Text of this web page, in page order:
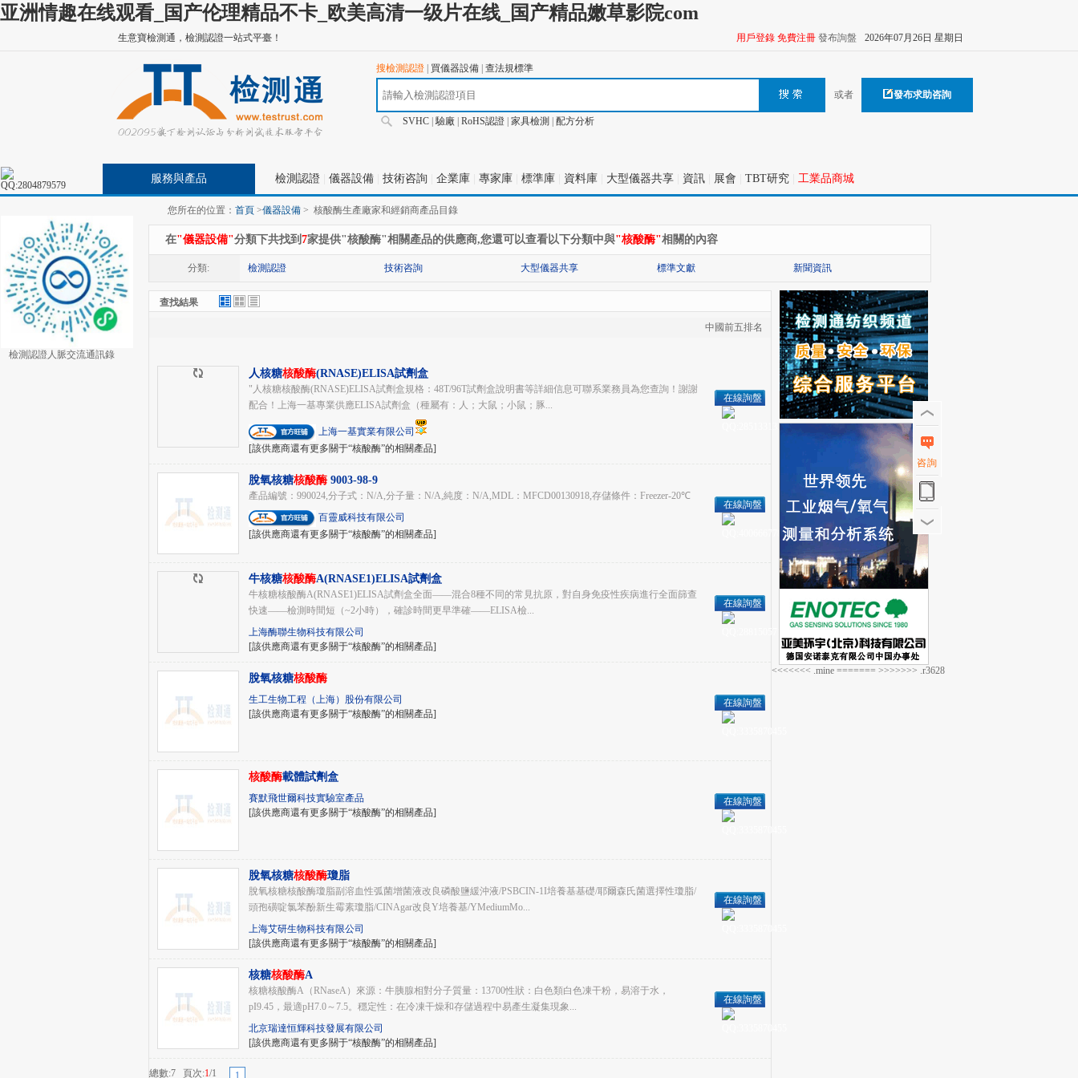
亚洲情趣在线观看_国产伦理精品不卡_欧美高清一级片在线_国产精品嫩草影院com
用戶登錄 免費注冊 發布詢盤 2026年07月26日 星期日
生意寶檢測通，檢測認證一站式平臺！
搜檢測認證 買儀器設備 查法規標準
或者 發布求助咨詢
SVHC 驗廠 RoHS認證 家具檢測 配方分析
服務與產品 檢測認證 儀器設備 技術咨詢 企業庫 專家庫 標準庫 資料庫 大型儀器共享 資訊 展會 TBT研究 工業品商城
您所在的位置： 首頁 >儀器設備 > 核酸酶生產廠家和經銷商產品目錄
在"儀器設備"分類下共找到 7家提供"核酸酶"相關產品的供應商,您還可以查看以下分類中與"核酸酶"相關的內容
分類: 檢測認證 技術咨詢 大型儀器共享 標準文獻 新聞資訊
查找結果
中國前五排名
人核糖核酸酶(RNASE)ELISA試劑盒
"人核糖核酸酶(RNASE)ELISA試劑盒規格：48T/96T試劑盒說明書等詳細信息可聯系業務員為您查詢！謝謝
配合！上海一基專業供應ELISA試劑盒（種屬有：人；大鼠；小鼠；豚...
上海一基實業有限公司
[該供應商還有更多關于“核酸酶”的相關產品]
在線詢盤
脫氧核糖核酸酶9003-98-9
產品編號：990024,分子式：N/A,分子量：N/A,純度：N/A,MDL：MFCD00130918,存儲條件：Freezer-20℃
百靈威科技有限公司
[該供應商還有更多關于“核酸酶”的相關產品]
在線詢盤
牛核糖核酸酶A(RNASE1)ELISA試劑盒
牛核糖核酸酶A(RNASE1)ELISA試劑盒全面——混合8種不同的常見抗原，對自身免疫性疾病進行全面篩查
快速——檢測時間短（~2小時），確診時間更早準確——ELISA檢...
上海酶聯生物科技有限公司
[該供應商還有更多關于“核酸酶”的相關產品]
在線詢盤
脫氧核糖核酸酶
生工生物工程（上海）股份有限公司
[該供應商還有更多關于“核酸酶”的相關產品]
在線詢盤
核酸酶載體試劑盒
賽默飛世爾科技實驗室產品
[該供應商還有更多關于“核酸酶”的相關產品]
在線詢盤
脫氧核糖核酸酶瓊脂
脫氧核糖核酸酶瓊脂副溶血性弧菌增菌液改良磷酸鹽緩沖液/PSBCIN-1I培養基基礎/耶爾森氏菌選擇性瓊脂/
頭孢磺啶氯苯酚新生霉素瓊脂/CINAgar改良Y培養基/YMediumMo...
上海艾研生物科技有限公司
[該供應商還有更多關于“核酸酶”的相關產品]
在線詢盤
核糖核酸酶A
核糖核酸酶A（RNaseA）來源：牛胰腺相對分子質量：13700性狀：白色類白色凍干粉，易溶于水，
pI9.45，最適pH7.0～7.5。穩定性：在冷凍干燥和存儲過程中易產生凝集現象...
北京瑞達恒輝科技發展有限公司
[該供應商還有更多關于“核酸酶”的相關產品]
在線詢盤
總數:7 頁次:1/1 1
<<<<<<< .mine ======= >>>>>>> .r3628
咨詢
檢測認證人脈交流通訊錄